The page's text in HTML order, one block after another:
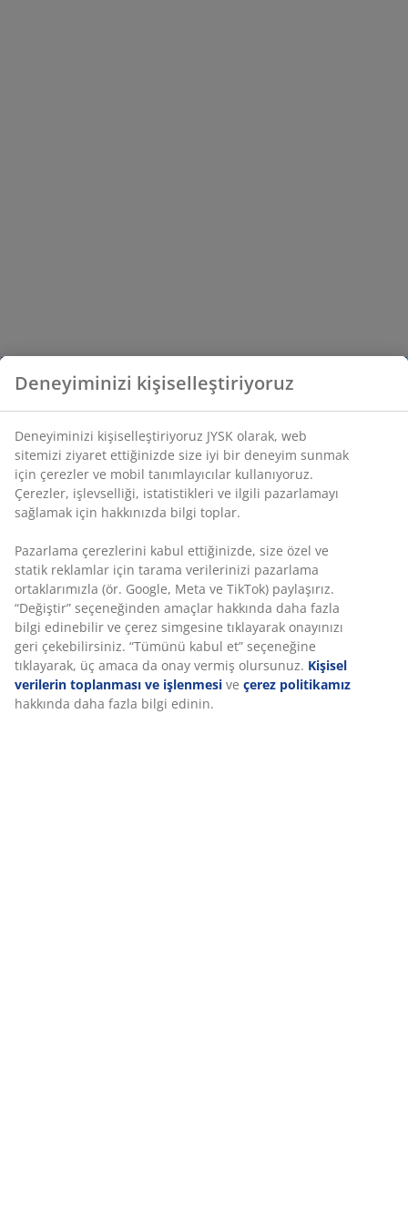
Deneyiminizi kişiselleştiriyoruz
Deneyiminizi kişiselleştiriyoruz JYSK olarak, web
sitemizi ziyaret ettiğinizde size iyi bir deneyim sunmak
için çerezler ve mobil tanımlayıcılar kullanıyoruz.
Çerezler, işlevselliği, istatistikleri ve ilgili pazarlamayı
sağlamak için hakkınızda bilgi toplar.
Pazarlama çerezlerini kabul ettiğinizde, size özel ve
statik reklamlar için tarama verilerinizi pazarlama
ortaklarımızla (ör. Google, Meta ve TikTok) paylaşırız.
“Değiştir” seçeneğinden amaçlar hakkında daha fazla
bilgi edinebilir ve çerez simgesine tıklayarak onayınızı
geri çekebilirsiniz. “Tümünü kabul et” seçeneğine
tıklayarak, üç amaca da onay vermiş olursunuz. Kişisel
verilerin toplanması ve işlenmesi ve çerez politikamız
hakkında daha fazla bilgi edinin.